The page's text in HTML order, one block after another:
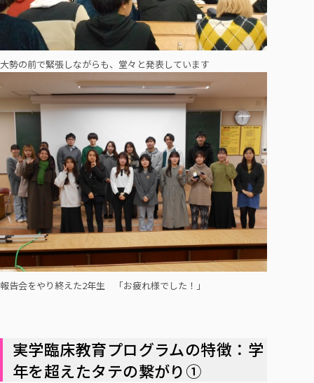
大勢の前で緊張しながらも、堂々と発表しています
報告会をやり終えた2年生 「お疲れ様でした！」
実学臨床教育プログラムの特徴：学
年を超えたタテの繋がり①